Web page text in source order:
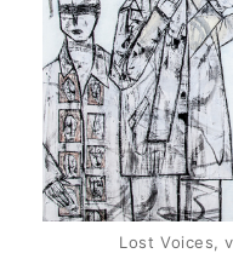
Lost Voices,